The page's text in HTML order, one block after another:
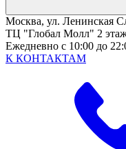
Москва, ул. Ленинская
ТЦ "Глобал Молл" 2
Ежедневно с 10:00 до
К КОНТАКТАМ